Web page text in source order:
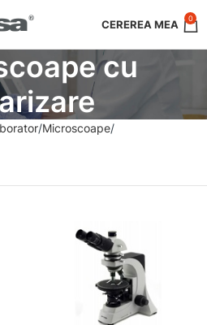
0
cu
Microscoape